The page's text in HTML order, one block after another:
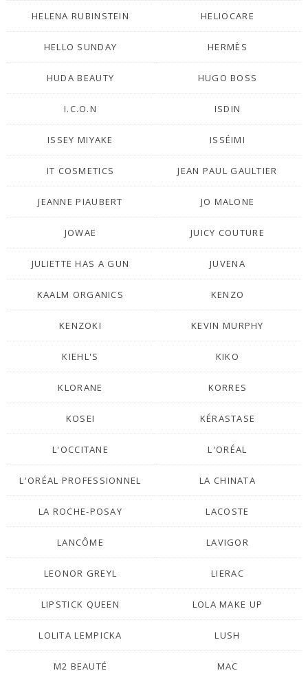
HELENA RUBINSTEIN HELIOCARE
HELLO SUNDAY HERMÈS
HUDA BEAUTY HUGO BOSS
I.C.O.N ISDIN
ISSEY MIYAKE ISSÉIMI
IT COSMETICS JEAN PAUL GAULTIER
JEANNE PIAUBERT JO MALONE
JOWAE JUICY COUTURE
JULIETTE HAS A GUN JUVENA
KAALM ORGANICS KENZO
KENZOKI KEVIN MURPHY
KIEHL'S KIKO
KLORANE KORRES
KOSEI KÉRASTASE
L'OCCITANE L'ORÉAL
L'ORÉAL PROFESSIONNEL LA CHINATA
LA ROCHE-POSAY LACOSTE
LANCÔME LAVIGOR
LEONOR GREYL LIERAC
LIPSTICK QUEEN LOLA MAKE UP
LOLITA LEMPICKA LUSH
M2 BEAUTÉ MAC